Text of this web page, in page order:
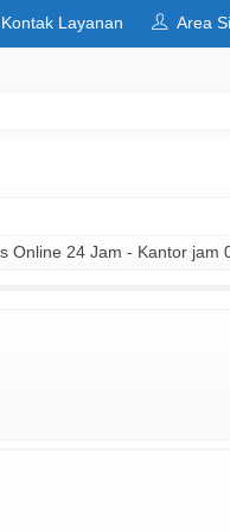
Layanan Area
Online 24 Jam - Kantor jam